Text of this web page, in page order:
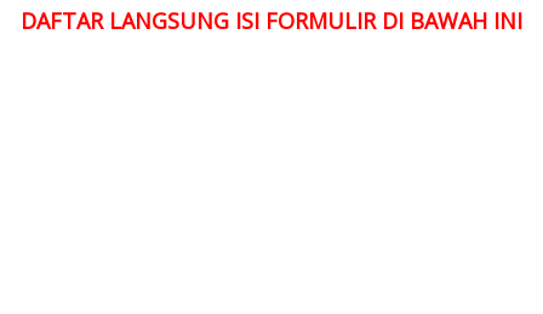
DAFTAR LANGSUNG ISI FORMULIR DI BAWAH INI